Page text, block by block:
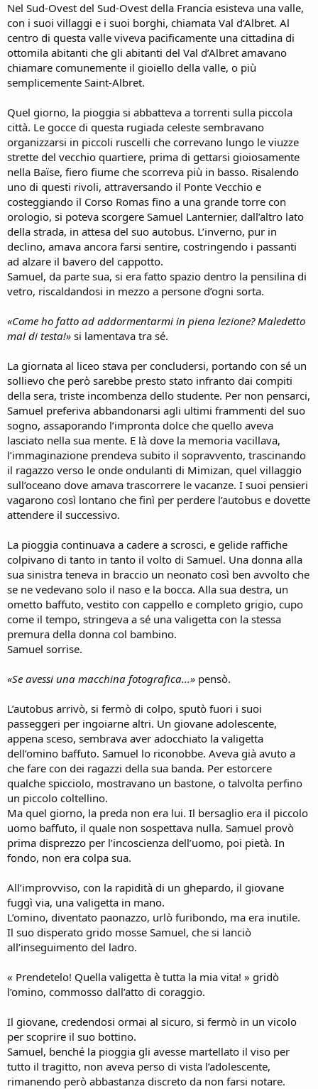
Nel Sud-Ovest del Sud-Ovest della Francia esisteva una valle,
con i suoi villaggi e i suoi borghi, chiamata Val d’Albret. Al
centro di questa valle viveva pacificamente una cittadina di
ottomila abitanti che gli abitanti del Val d’Albret amavano
chiamare comunemente il gioiello della valle, o più
semplicemente Saint-Albret.
Quel giorno, la pioggia si abbatteva a torrenti sulla piccola
città. Le gocce di questa rugiada celeste sembravano
organizzarsi in piccoli ruscelli che correvano lungo le viuzze
strette del vecchio quartiere, prima di gettarsi gioiosamente
nella Baïse, fiero fiume che scorreva più in basso. Risalendo
uno di questi rivoli, attraversando il Ponte Vecchio e
costeggiando il Corso Romas fino a una grande torre con
orologio, si poteva scorgere Samuel Lanternier, dall’altro lato
della strada, in attesa del suo autobus. L’inverno, pur in
declino, amava ancora farsi sentire, costringendo i passanti
ad alzare il bavero del cappotto.
Samuel, da parte sua, si era fatto spazio dentro la pensilina di
vetro, riscaldandosi in mezzo a persone d’ogni sorta.
«Come ho fatto ad addormentarmi in piena lezione? Maledetto
mal di testa!» si lamentava tra sé.
La giornata al liceo stava per concludersi, portando con sé un
sollievo che però sarebbe presto stato infranto dai compiti
della sera, triste incombenza dello studente. Per non pensarci,
Samuel preferiva abbandonarsi agli ultimi frammenti del suo
sogno, assaporando l’impronta dolce che quello aveva
lasciato nella sua mente. E là dove la memoria vacillava,
l’immaginazione prendeva subito il sopravvento, trascinando
il ragazzo verso le onde ondulanti di Mimizan, quel villaggio
sull’oceano dove amava trascorrere le vacanze. I suoi pensieri
vagarono così lontano che finì per perdere l’autobus e dovette
attendere il successivo.
La pioggia continuava a cadere a scrosci, e gelide raffiche
colpivano di tanto in tanto il volto di Samuel. Una donna alla
sua sinistra teneva in braccio un neonato così ben avvolto che
se ne vedevano solo il naso e la bocca. Alla sua destra, un
ometto baffuto, vestito con cappello e completo grigio, cupo
come il tempo, stringeva a sé una valigetta con la stessa
premura della donna col bambino.
Samuel sorrise.
«Se avessi una macchina fotografica...» pensò.
L’autobus arrivò, si fermò di colpo, sputò fuori i suoi
passeggeri per ingoiarne altri. Un giovane adolescente,
appena sceso, sembrava aver adocchiato la valigetta
dell’omino baffuto. Samuel lo riconobbe. Aveva già avuto a
che fare con dei ragazzi della sua banda. Per estorcere
qualche spicciolo, mostravano un bastone, o talvolta perfino
un piccolo coltellino.
Ma quel giorno, la preda non era lui. Il bersaglio era il piccolo
uomo baffuto, il quale non sospettava nulla. Samuel provò
prima disprezzo per l’incoscienza dell’uomo, poi pietà. In
fondo, non era colpa sua.
All’improvviso, con la rapidità di un ghepardo, il giovane
fuggì via, una valigetta in mano.
L’omino, diventato paonazzo, urlò furibondo, ma era inutile.
Il suo disperato grido mosse Samuel, che si lanciò
all’inseguimento del ladro.
« Prendetelo! Quella valigetta è tutta la mia vita! » gridò
l’omino, commosso dall’atto di coraggio.
Il giovane, credendosi ormai al sicuro, si fermò in un vicolo
per scoprire il suo bottino.
Samuel, benché la pioggia gli avesse martellato il viso per
tutto il tragitto, non aveva perso di vista l’adolescente,
rimanendo però abbastanza discreto da non farsi notare.